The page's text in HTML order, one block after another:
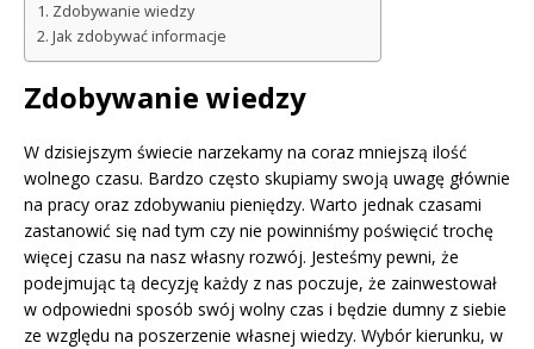
Zdobywanie wiedzy
Jak zdobywać informacje
Zdobywanie wiedzy
W dzisiejszym świecie narzekamy na coraz mniejszą ilość
wolnego czasu. Bardzo często skupiamy swoją uwagę głównie
na pracy oraz zdobywaniu pieniędzy. Warto jednak czasami
zastanowić się nad tym czy nie powinniśmy poświęcić trochę
więcej czasu na nasz własny rozwój. Jesteśmy pewni, że
podejmując tą decyzję każdy z nas poczuje, że zainwestował
w odpowiedni sposób swój wolny czas i będzie dumny z siebie
ze względu na poszerzenie własnej wiedzy. Wybór kierunku, w